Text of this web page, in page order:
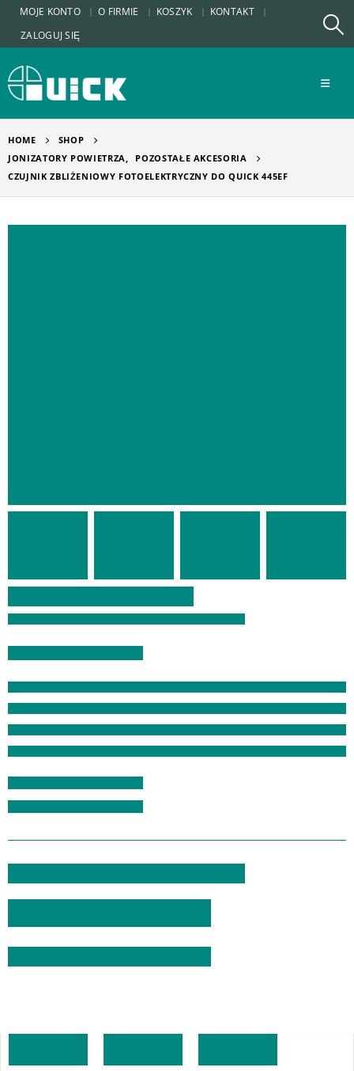
MOJE KONTO O FIRMIE KOSZYK
KONTAKT
ZALOGUJ SIĘ
HOME
SHOP
JONIZATORY POWIETRZA,
POZOSTAŁE AKCESORIA
CZUJNIK ZBLIŻENIOWY FOTOELEKTRYCZNY DO QUICK 445EF